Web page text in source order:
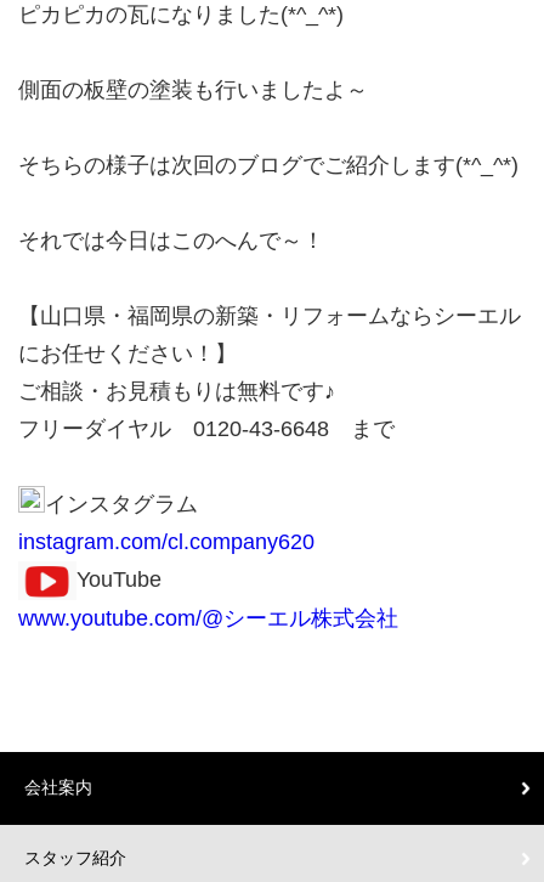
ピカピカの瓦になりました(*^_^*)
側面の板壁の塗装も行いましたよ～
そちらの様子は次回のブログでご紹介します(*^_^*)
それでは今日はこのへんで～！
【山口県・福岡県の新築・リフォームならシーエル
にお任せください！】
ご相談・お見積もりは無料です♪
フリーダイヤル 0120-43-6648 まで
インスタグラム
instagram.com/cl.company620
YouTube
www.youtube.com/@シーエル株式会社
会社案内
スタッフ紹介